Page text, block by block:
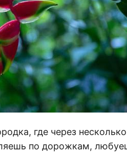
где через
по дорожкам,